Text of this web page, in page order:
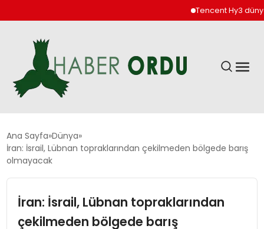
Tencent Hy3 dünya
GÜNDEM
DÜNYA
EKONOMI
Ana Sayfa Dünya
İran: İsrail, Lübnan topraklarından çekilmeden bölgede barış
olmayacak
İran: İsrail, Lübnan topraklarından
çekilmeden bölgede barış